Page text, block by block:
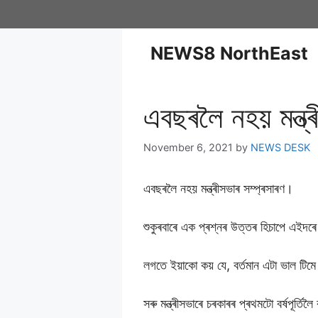
NEWS8 NorthEast
এবছৰলৈ নহয়
November 6, 2021 by NEWS DESK
এবছৰলৈ নহয় মন্ত্ৰীসভাৰ সম্প্ৰসাৰণ।
শুকুৰবাৰে এক প্ৰশ্নৰ উত্তৰ হিচাপে এইদৰে
লগতে ইয়াকো কয় যে, বৰ্তমান এটা ভাল
সৰু মন্ত্ৰীসভাৰে চৰকাৰৰ প্ৰথমটো